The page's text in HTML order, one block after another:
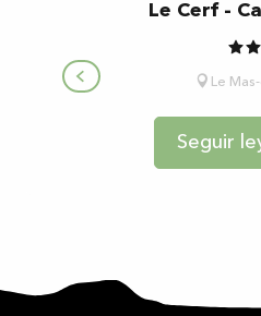
Le Cerf -
Le
Seguir